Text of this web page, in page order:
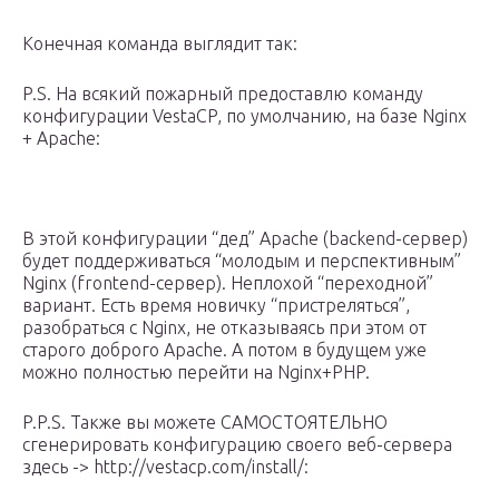
Конечная команда выглядит так:
P.S. На всякий пожарный предоставлю команду
конфигурации VestaCP, по умолчанию, на базе Nginx
+ Apache:
В этой конфигурации “дед” Apache (backend-сервер)
будет поддерживаться “молодым и перспективным”
Nginx (frontend-сервер). Неплохой “переходной”
вариант. Есть время новичку “пристреляться”,
разобраться с Nginx, не отказываясь при этом от
старого доброго Apache. А потом в будущем уже
можно полностью перейти на Nginx+PHP.
P.P.S. Также вы можете САМОСТОЯТЕЛЬНО
сгенерировать конфигурацию своего веб-сервера
здесь -> http://vestacp.com/install/: